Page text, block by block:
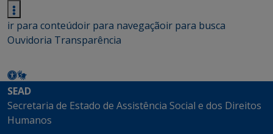
ir para conteúdoir para navegaçãoir para busca
Ouvidoria Transparência
SEAD
Secretaria de Estado de Assistência Social e dos Direitos
Humanos